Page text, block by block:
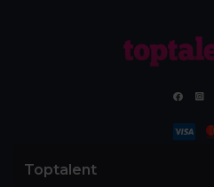
Toptalent